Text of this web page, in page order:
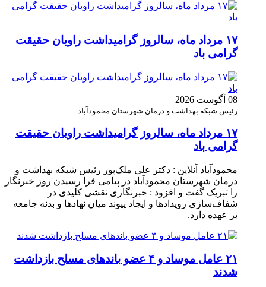
۱۷ مرداد ماه، سالروز گرامیداشت راویان حقیقت
گرامی باد
08 آگوست 2026
رئیس شبکه بهداشت و درمان شهرستان محمودآباد
۱۷ مرداد ماه، سالروز گرامیداشت راویان حقیقت
گرامی باد
محمودآباد آنلاین : دکتر علی ملک‌پور رئیس شبکه بهداشت و
درمان شهرستان محمودآباد در پیامی فرا رسیدن روز خبرنگار
را تبریک گفت و افزود : خبرنگاری نقشی کلیدی در
شفاف‌سازی رویدادها و ایجاد پیوند میان نهادها و بدنه جامعه
بر عهده دارد.
۲۱ عامل موساد و ۴ عضو باند‌های مسلح بازداشت
شدند